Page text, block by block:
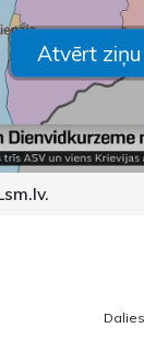
Atvērt ziņu